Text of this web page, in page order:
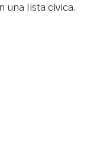
una lista civica.